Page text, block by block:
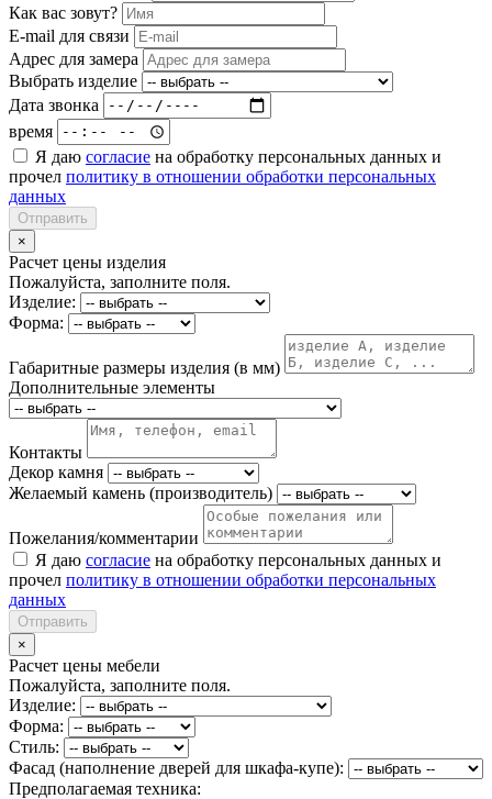
Как вас зовут?
E-mail для связи
Адрес для замера
Выбрать изделие
Дата звонка
время
Я даю согласие на обработку персональных данных и
прочел политику в отношении обработки персональных
данных
Отправить
×
Расчет цены изделия
Пожалуйста, заполните поля.
Изделие:
Форма:
Габаритные размеры изделия (в мм)
Дополнительные элементы
Контакты
Декор камня
Желаемый камень (производитель)
Пожелания/комментарии
Я даю согласие на обработку персональных данных и
прочел политику в отношении обработки персональных
данных
Отправить
×
Расчет цены мебели
Пожалуйста, заполните поля.
Изделие:
Форма:
Стиль:
Фасад (наполнение дверей для шкафа-купе):
Предполагаемая техника: